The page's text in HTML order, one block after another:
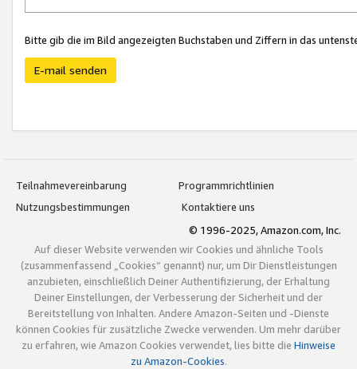
Bitte gib die im Bild angezeigten Buchstaben und Ziffern in das
E-mail senden
Teilnahmevereinbarung
Programmrichtlinien
Nutzungsbestimmungen
Kontaktiere uns
© 1996-2025, Amazon.com, Inc.
Auf dieser Website verwenden wir Cookies und ähnliche Tools
(zusammenfassend „Cookies“ genannt) nur, um Dir Dienstleistungen
anzubieten, einschließlich Deiner Authentifizierung, der Erhaltung
Deiner Einstellungen, der Verbesserung der Sicherheit und der
Bereitstellung von Inhalten. Andere Amazon-Seiten und -Dienste
können Cookies für zusätzliche Zwecke verwenden. Um mehr darüber
zu erfahren, wie Amazon Cookies verwendet, lies bitte die Hinweise
zu Amazon-Cookies.